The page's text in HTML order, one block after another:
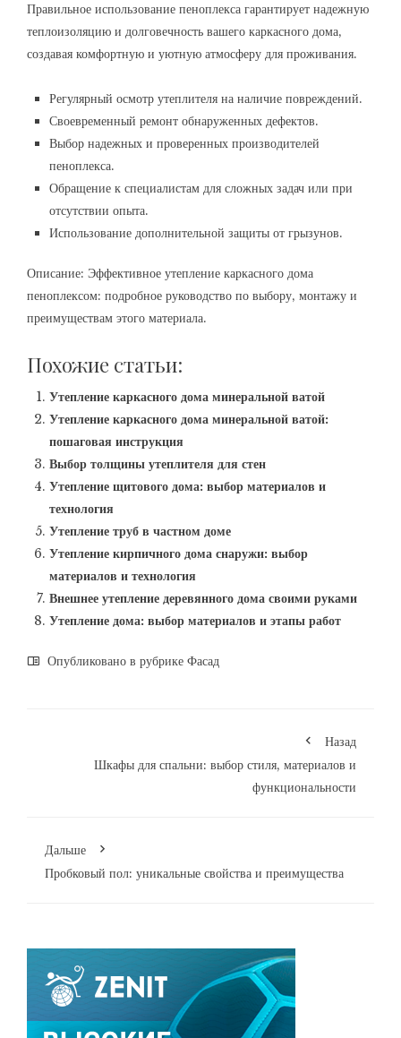
Правильное использование пеноплекса гарантирует надежную
теплоизоляцию и долговечность вашего каркасного дома‚
создавая комфортную и уютную атмосферу для проживания.
Регулярный осмотр утеплителя на наличие повреждений.
Своевременный ремонт обнаруженных дефектов.
Выбор надежных и проверенных производителей
пеноплекса.
Обращение к специалистам для сложных задач или при
отсутствии опыта.
Использование дополнительной защиты от грызунов.
Описание: Эффективное утепление каркасного дома
пеноплексом: подробное руководство по выбору‚ монтажу и
преимуществам этого материала.
Похожие статьи:
Утепление каркасного дома минеральной ватой
Утепление каркасного дома минеральной ватой:
пошаговая инструкция
Выбор толщины утеплителя для стен
Утепление щитового дома: выбор материалов и
технология
Утепление труб в частном доме
Утепление кирпичного дома снаружи: выбор
материалов и технология
Внешнее утепление деревянного дома своими руками
Утепление дома: выбор материалов и этапы работ
Опубликовано в рубрике Фасад
Назад
Шкафы для спальни: выбор стиля, материалов и
функциональности
Дальше
Пробковый пол: уникальные свойства и преимущества